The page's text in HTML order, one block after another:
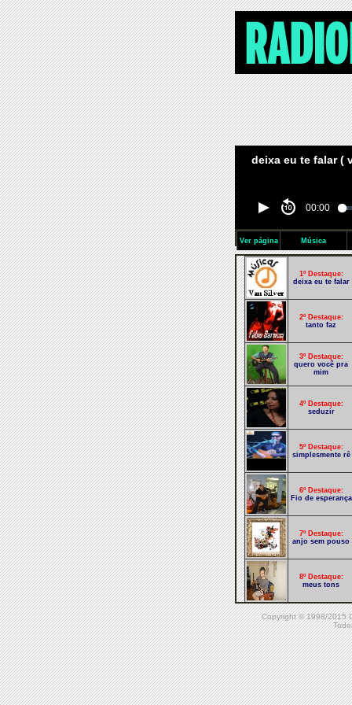
deixa eu te falar (
00:00
Ver página Música
1º Destaque:
deixa eu te falar
2º Destaque:
tanto faz
3º Destaque:
quero você pra
mim
4º Destaque:
seduzir
5º Destaque:
simplesmente rê
6º Destaque:
Fio de esperança
7º Destaque:
anjo sem pouso
8º Destaque:
meus tons
9º Destaque:
bandida
10º Destaque:
princesa
Copyright © 1998/2015